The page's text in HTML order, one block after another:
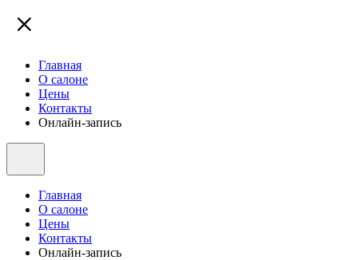
Главная
О салоне
Цены
Контакты
Онлайн-запись
Главная
О салоне
Цены
Контакты
Онлайн-запись